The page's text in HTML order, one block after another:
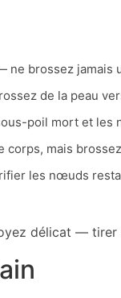
ne brossez jamais
de la peau
poil mort et les
corps, mais
les nœuds
délicat —